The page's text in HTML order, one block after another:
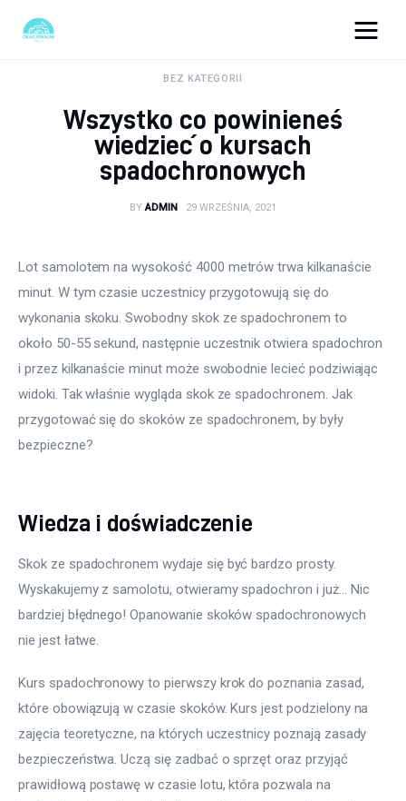
Turystyka
Lifestyle
Dom i ogród
Uroda
Zdrowie
Więcej
BEZ KATEGORII
Wszystko co powinieneś
wiedzieć o kursach
spadochronowych
BY ADMIN 29 WRZEŚNIA, 2021
Lot samolotem na wysokość 4000 metrów trwa kilkanaście
minut. W tym czasie uczestnicy przygotowują się do
wykonania skoku. Swobodny skok ze spadochronem to
około 50-55 sekund, następnie uczestnik otwiera spadochron
i przez kilkanaście minut może swobodnie lecieć podziwiając
widoki. Tak właśnie wygląda skok ze spadochronem. Jak
przygotować się do skoków ze spadochronem, by były
bezpieczne?
Wiedza i doświadczenie
Skok ze spadochronem wydaje się być bardzo prosty.
Wyskakujemy z samolotu, otwieramy spadochron i już… Nic
bardziej błędnego! Opanowanie skoków spadochronowych
nie jest łatwe.
Kurs spadochronowy to pierwszy krok do poznania zasad,
które obowiązują w czasie skoków. Kurs jest podzielony na
zajęcia teoretyczne, na których uczestnicy poznają zasady
bezpieczeństwa. Uczą się zadbać o sprzęt oraz przyjąć
prawidłową postawę w czasie lotu, która pozwala na